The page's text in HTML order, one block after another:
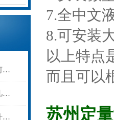
灌装机的滴漏问题如何解决？
定量灌装机检定中的几点建议
全自动灌装机应具备什么特点？
7.全中文
8.可安装
以上特点
而且可以
苏州定